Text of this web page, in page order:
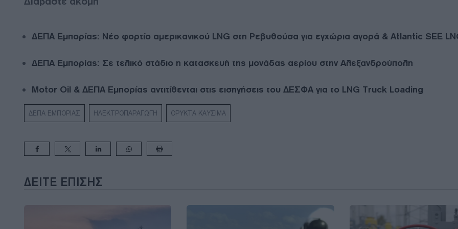
ΔΕΠΑ Εμπορίας: Νέο φορτίο αμερικανικού LNG στη Ρεβυθούσα για εγχώρια αγορά & Atlantic SEE
ΔΕΠΑ Εμπορίας: Σε τελικό στάδιο η κατασκευή της μονάδας αερίου στην Αλεξανδρούπολη
Motor Oil & ΔΕΠΑ Εμπορίας αντιτίθενται στις εισηγήσεις του ΔΕΣΦΑ για το LNG Truck Loading
ΔΕΠΑ ΕΜΠΟΡΙΑΣ ΗΛΕΚΤΡΟΠΑΡΑΓΩΓΗ ΟΡΥΚΤΑ ΚΑΥΣΙΜΑ
ΔΕΊΤΕ ΕΠΊΣΗΣ